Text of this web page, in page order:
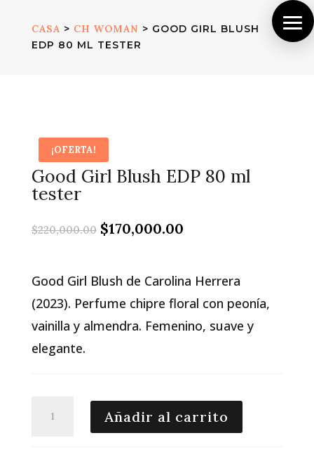
CASA > CH WOMAN > GOOD GIRL BLUSH
EDP 80 ML TESTER
¡OFERTA!
Good Girl Blush EDP 80 ml
tester
$220,000.00 El
era:
$170,000.00El
es:
Good Girl Blush de Carolina Herrera
(2023). Perfume chipre floral con peonía,
vainilla y almendra. Femenino, suave y
elegante.
Añadir al carrito